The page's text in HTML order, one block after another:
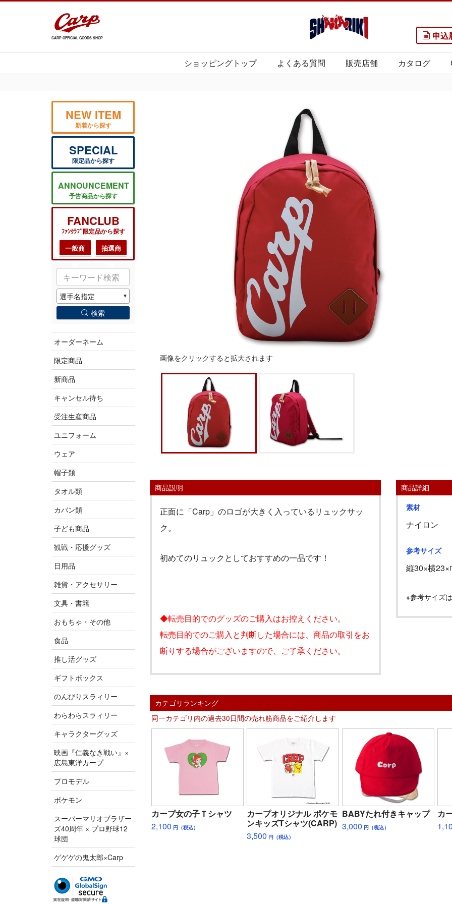
CARP OFFICIAL GOODS SHOP 申込
ショッピングトップ よくある質問 販売店舗 カタログ
NEW ITEM
新着から探す
SPECIAL
限定品から探す
ANNOUNCEMENT
予告商品から探す
FANCLUB
ﾌｧﾝｸﾗﾌﾞ限定品から探す
一般商
抽選商
検索
オーダーネーム
限定商品
新商品
キャンセル待ち
受注生産商品
ユニフォーム
ウェア
帽子類
タオル類
カバン類
子ども商品
観戦・応援グッズ
日用品
雑貨・アクセサリー
文具・書籍
おもちゃ・その他
食品
推し活グッズ
ギフトボックス
のんびりスラィリー
わらわらスラィリー
キャラクターグッズ
映画『仁義なき戦い』×
広島東洋カープ
プロモデル
ポケモン
スーパーマリオブラザー
ズ40周年 × プロ野球12
球団
ゲゲゲの鬼太郎×Carp
画像をクリックすると拡大されます
商品説明
正面に「Carp」のロゴが大きく入っているリュックサッ
ク。
初めてのリュックとしておすすめの一品です！
◆転売目的でのグッズのご購入はお控えください。
転売目的でのご購入と判断した場合には、商品の取引をお
断りする場合がございますので、ご了承ください。
商品詳細
素材
ナイロン
参考サイズ
縦30×横23×
※参考サイズ
カテゴリランキング
同一カテゴリ内の過去30日間の売れ筋商品をご紹介します
カープ女の子Ｔシャツ
2,100 円（税込）
カープオリジナル ポケモ
ンキッズTシャツ(CARP)
3,500 円（税込）
BABYたれ付きキャップ
3,000 円（税込）
カ